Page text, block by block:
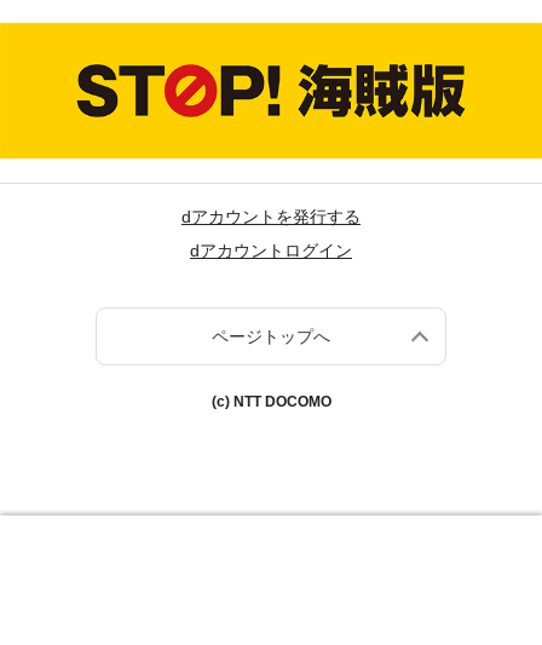
dアカウントを発行する
dアカウントログイン
ページトップへ
(c) NTT DOCOMO